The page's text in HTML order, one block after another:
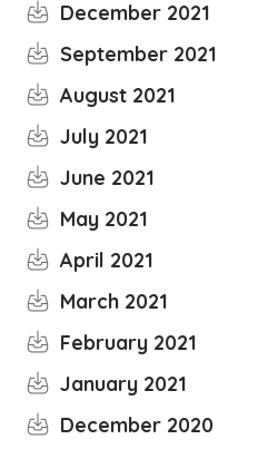
December 2021
September 2021
August 2021
July 2021
June 2021
May 2021
April 2021
March 2021
February 2021
January 2021
December 2020